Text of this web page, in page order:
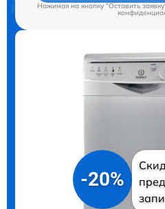
Нажимая на кнопку "Оставить
-20%